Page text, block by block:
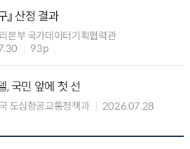
』 산정 결과
본부 국가데이터기획협력관
93p
, 국민 앞에 첫 선
도심항공교통정책과
2026.07.28